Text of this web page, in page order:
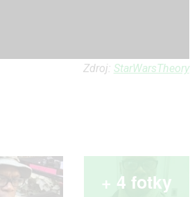
Zdroj: StarWarsTheory
+ 4 fotky